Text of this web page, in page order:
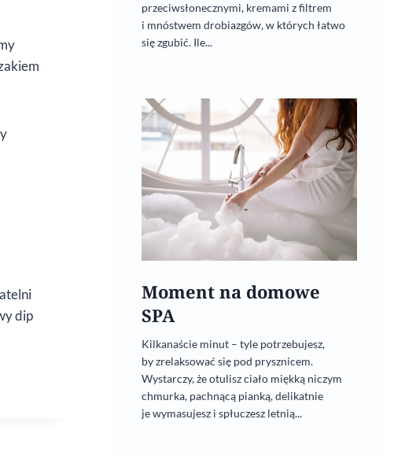
dip
przeciwsłonecznymi, kremami z filtrem
i mnóstwem drobiazgów, w których łatwo
się zgubić. Ile...
Moment na domowe
SPA
Kilkanaście minut – tyle potrzebujesz,
by zrelaksować się pod prysznicem.
Wystarczy, że otulisz ciało miękką niczym
chmurka, pachnącą pianką, delikatnie
je wymasujesz i spłuczesz letnią...